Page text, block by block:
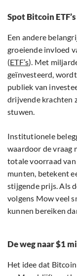
Spot Bitcoin
Een andere
groeiende invloed
(ETF’s). Met
geïnvesteerd,
publiek van
drijvende krachten
stuwen.
Institutionele
waardoor de vraag
totale voorraad
munten, betekent
stijgende prijs. Als
volgens Mow veel
kunnen bereiken
De weg naar $1
Het idee dat